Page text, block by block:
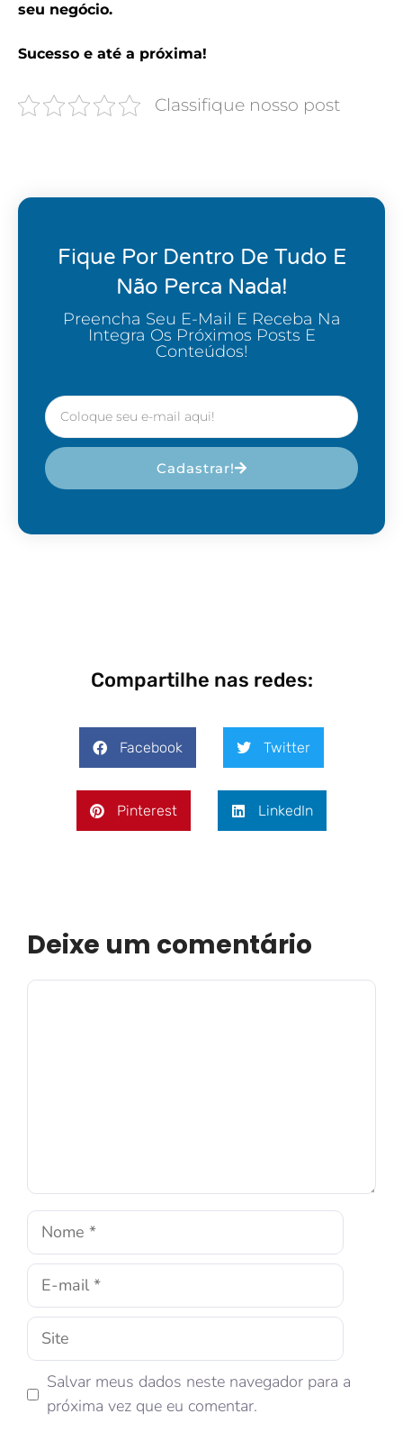
seu negócio.
Sucesso e até a próxima!
Classifique nosso post
Fique Por Dentro De Tudo E
Não Perca Nada!
Preencha Seu E-Mail E Receba Na
Integra Os Próximos Posts E
Conteúdos!
Cadastrar!
Compartilhe nas redes:
Facebook Twitter
Pinterest LinkedIn
Deixe um comentário
Salvar meus dados neste navegador para a
próxima vez que eu comentar.